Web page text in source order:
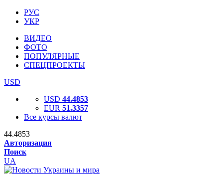
РУС
УКР
ВИДЕО
ФОТО
ПОПУЛЯРНЫЕ
СПЕЦПРОЕКТЫ
USD
USD 44.4853
EUR 51.3357
Все курсы валют
44.4853
Авторизация
Поиск
UA